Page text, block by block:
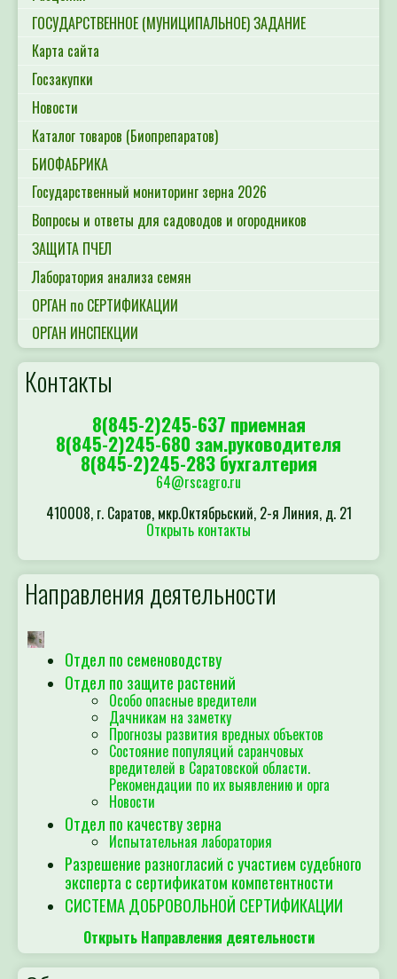
ГОСУДАРСТВЕННОЕ (МУНИЦИПАЛЬНОЕ) ЗАДАНИЕ
Карта сайта
Госзакупки
Новости
Каталог товаров (Биопрепаратов)
БИОФАБРИКА
Государственный мониторинг зерна 2026
Вопросы и ответы для садоводов и огородников
ЗАЩИТА ПЧЕЛ
Лаборатория анализа семян
ОРГАН по СЕРТИФИКАЦИИ
ОРГАН ИНСПЕКЦИИ
Контакты
8(845-2)245-637 приемная
8(845-2)245-680 зам.руководителя
8(845-2)245-283 бухгалтерия
64@rscagro.ru
410008, г. Саратов, мкр.Октябрьский, 2-я Линия, д. 21
Открыть контакты
Направления деятельности
Отдел по семеноводству
Отдел по защите растений
Особо опасные вредители
Дачникам на заметку
Прогнозы развития вредных объектов
Состояние популяций саранчовых
вредителей в Саратовской области.
Рекомендации по их выявлению и орга
Новости
Отдел по качеству зерна
Испытательная лаборатория
Разрешение разногласий с участием судебного
эксперта с сертификатом компетентности
СИСТЕМА ДОБРОВОЛЬНОЙ СЕРТИФИКАЦИИ
Открыть Направления деятельности